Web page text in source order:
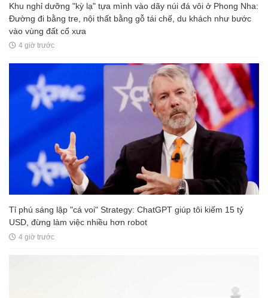
Khu nghỉ dưỡng "kỳ lạ" tựa mình vào dãy núi đá vôi ở Phong Nha:
Đường đi bằng tre, nội thất bằng gỗ tái chế, du khách như bước
vào vùng đất cổ xưa
4 giờ trước
Tỉ phú sáng lập "cá voi" Strategy: ChatGPT giúp tôi kiếm 15 tỷ
USD, đừng làm việc nhiều hơn robot
4 giờ trước